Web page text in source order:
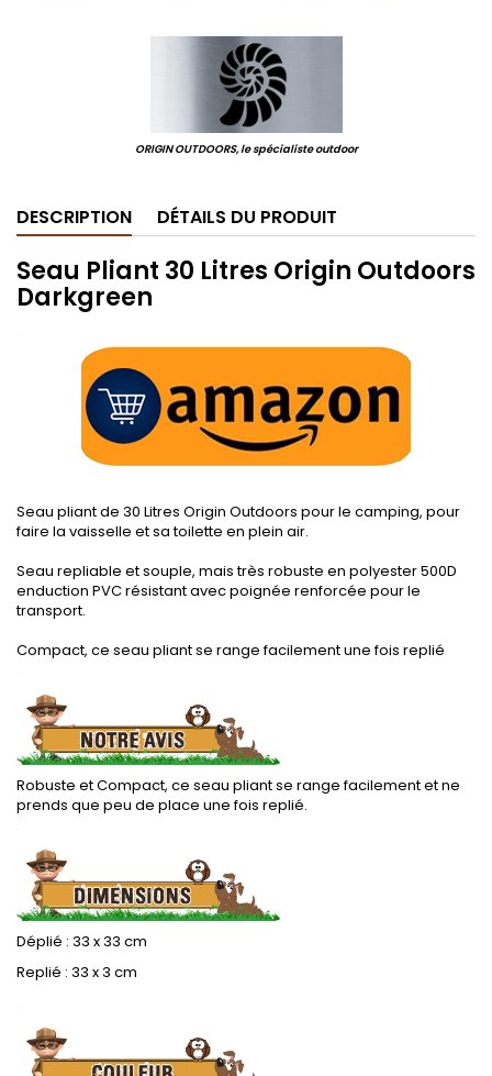
ORIGIN OUTDOORS, le spécialiste outdoor
DESCRIPTION DÉTAILS DU PRODUIT
Seau Pliant 30 Litres Origin Outdoors
Darkgreen
.
Seau pliant de 30 Litres Origin Outdoors pour le camping, pour
faire la vaisselle et sa toilette en plein air.
Seau repliable et souple, mais très robuste en polyester 500D
enduction PVC résistant avec poignée renforcée pour le
transport.
Compact, ce seau pliant se range facilement une fois replié
.
Robuste et Compact, ce seau pliant se range facilement et ne
prends que peu de place une fois replié.
.
Déplié : 33 x 33 cm
Replié : 33 x 3 cm
.